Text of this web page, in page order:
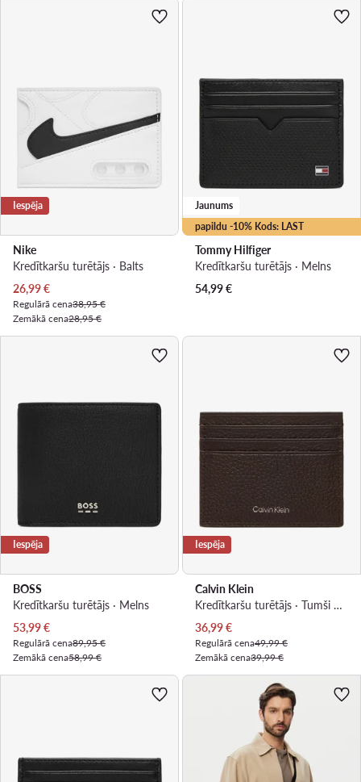
Iespēja
Nike
Kredītkaršu turētājs · Balts
Pašreizējā cena
26,99€
Regulārā cena38,95 €
Zemākā cena28,95 €
papildu -10% Kods: LAST
Jaunums
Tommy Hilfiger
Kredītkaršu turētājs · Melns
54,99€
Iespēja
BOSS
Kredītkaršu turētājs · Melns
Pašreizējā cena
53,99€
Regulārā cena89,95 €
Zemākā cena58,99 €
Iespēja
Calvin Klein
Kredītkaršu turētājs · Tumši brūna
Pašreizējā cena
36,99€
Regulārā cena49,99 €
Zemākā cena39,99 €